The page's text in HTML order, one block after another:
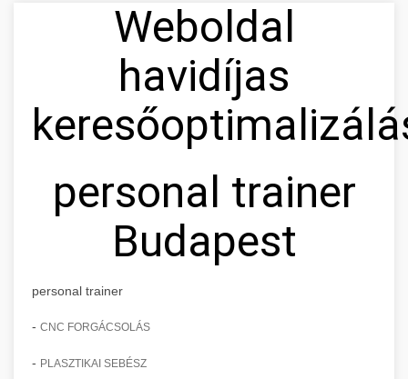
Weboldal
havidíjas
personal trainer
Budapest
personal trainer
- CNC FORGÁCSOLÁS
- PLASZTIKAI SEBÉSZ